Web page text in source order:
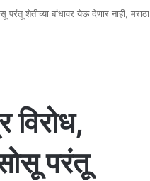
परंतू शेतीच्या बांधावर येऊ देणार नाही, मराठा
विरोध,
परंतू